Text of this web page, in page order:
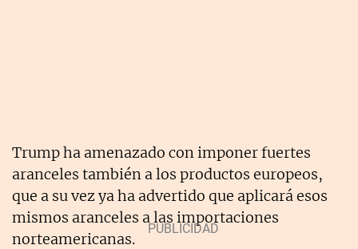
Trump ha amenazado con imponer fuertes
aranceles también a los productos europeos,
que a su vez ya ha advertido que aplicará esos
mismos aranceles a las importaciones
norteamericanas.